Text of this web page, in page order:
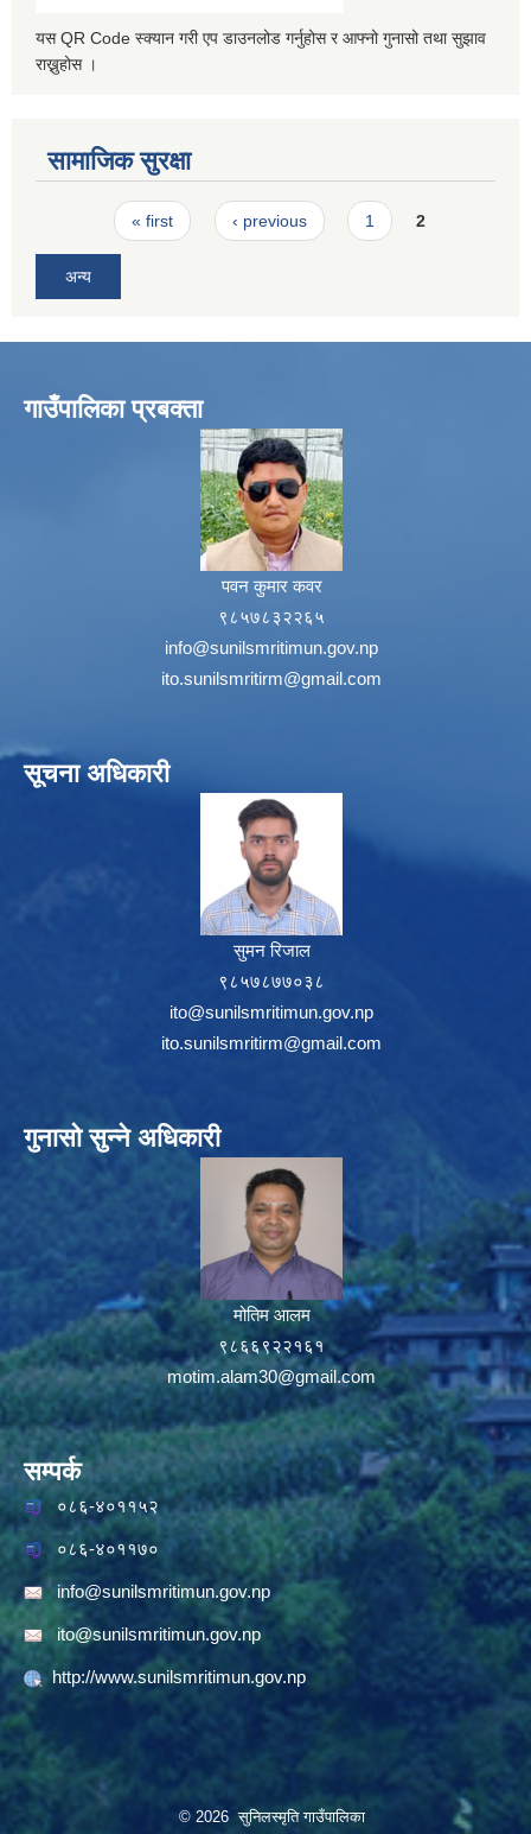
यस QR Code स्क्यान गरी एप डाउनलोड गर्नुहोस र आफ्नो गुनासो तथा सुझाव
राख्नुहोस ।
सामाजिक सुरक्षा
Pages« first ‹ previous 1 2
अन्य
गाउँपालिका प्रबक्ता
पवन कुमार कवर
९८५७८३२२६५
info@sunilsmritimun.gov.np
ito.sunilsmritirm@gmail.com
सूचना अधिकारी
सुमन रिजाल
९८५७८७७०३८
ito@sunilsmritimun.gov.np
ito.sunilsmritirm@gmail.com
गुनासो सुन्ने अधिकारी
मोतिम आलम
९८६६९२२१६१
motim.alam30@gmail.com
सम्पर्क
०८६-४०११५२
०८६-४०११७०
info@sunilsmritimun.gov.np
ito@sunilsmritimun.gov.np
http://www.sunilsmritimun.gov.np
© 2026 सुनिलस्मृति गाउँपालिका